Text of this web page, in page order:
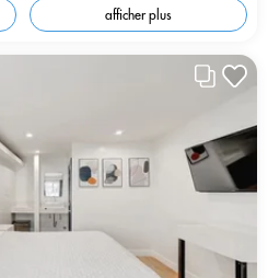
afficher plus